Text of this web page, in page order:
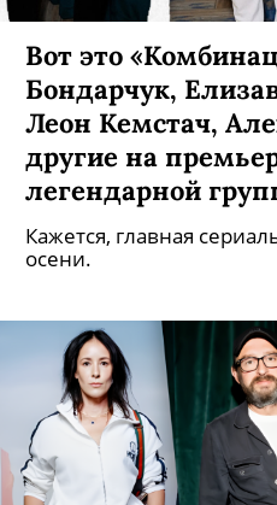
Вот это
Бондарчук,
Леон Кемстач,
другие на
легендарной
Кажется, главная
осени.